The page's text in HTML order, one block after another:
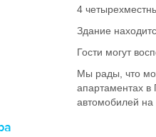
4
Здание
Гости могут
Мы рады, что
апартаментах в
автомобилей на